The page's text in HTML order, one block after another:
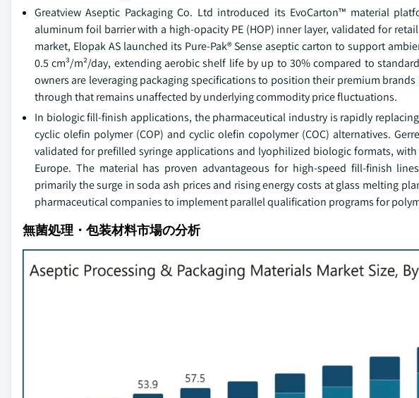
Greatview Aseptic Packaging Co. Ltd introduced its EvoCarton™ material
aluminum foil barrier with a high-opacity PE (HOP) inner layer, validated for
market, Elopak AS launched its Pure-Pak® Sense aseptic carton to support
0.5 cm³/m²/day, extending aerobic shelf life by up to 30% compared to
owners are leveraging packaging specifications to position their premium
through that remains unaffected by underlying commodity price fluctuations.
In biologic fill-finish applications, the pharmaceutical industry is rapidly
cyclic olefin polymer (COP) and cyclic olefin copolymer (COC) alternatives.
validated for prefilled syringe applications and lyophilized biologic formats,
Europe. The material has proven advantageous for high-speed fill-finish
primarily the surge in soda ash prices and rising energy costs at glass melting
pharmaceutical companies to implement parallel qualification programs for
無菌処理・包装材料市場の分析